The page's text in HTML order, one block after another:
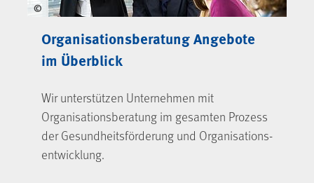
©
Organisationsberatung Angebote
im Überblick
Wir unterstützen Unternehmen mit
Organisations­beratung im gesamten Prozess
der Gesundheitsförderung und Organisations­
entwicklung.